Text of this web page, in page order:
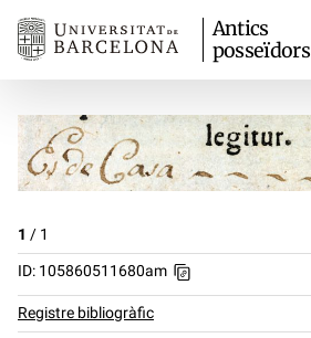
Antics
posseïdors
1 / 1
ID: 105860511680am
Registre bibliogràfic